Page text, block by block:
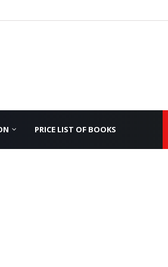
PRICE LIST OF BOOKS